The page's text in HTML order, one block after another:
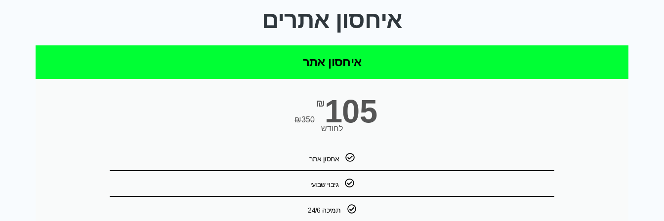
איחסון אתרים
איחסון אתר
₪350
₪ 105
לחודש
אחסון אתר
גיבוי שבועי
תמיכה 24/6